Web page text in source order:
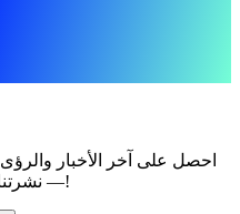
احصل على آخر الأخبار
— نشرتنا الشهرية تحتوي على كل ما تحتاجه!